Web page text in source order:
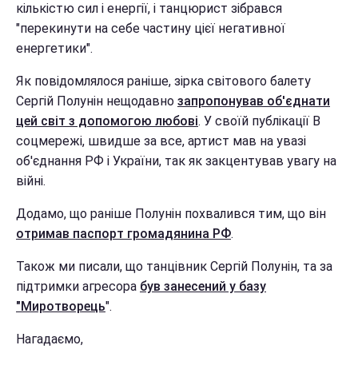
кількістю сил і енергії, і танцюрист зібрався
"перекинути на себе частину цієї негативної
енергетики".
Як повідомлялося раніше, зірка світового балету
Сергій Полунін нещодавно запропонував об'єднати
цей світ з допомогою любові. У своїй публікації В
соцмережі, швидше за все, артист мав на увазі
об'єднання РФ і України, так як закцентував увагу на
війні.
Додамо, що раніше Полунін похвалився тим, що він
отримав паспорт громадянина РФ.
Також ми писали, що танцівник Сергій Полунін, та за
підтримки агресора був занесений у базу
"Миротворець".
Нагадаємо,